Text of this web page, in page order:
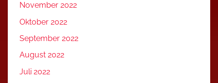
November 2022
Oktober 2022
September 2022
August 2022
Juli 2022